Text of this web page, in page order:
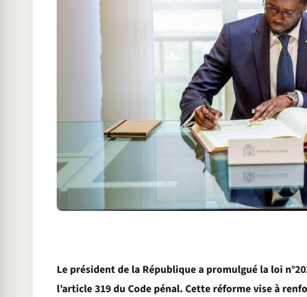
Le président de la République a promulgué la loi
l’article 319 du Code pénal. Cette réforme vise à